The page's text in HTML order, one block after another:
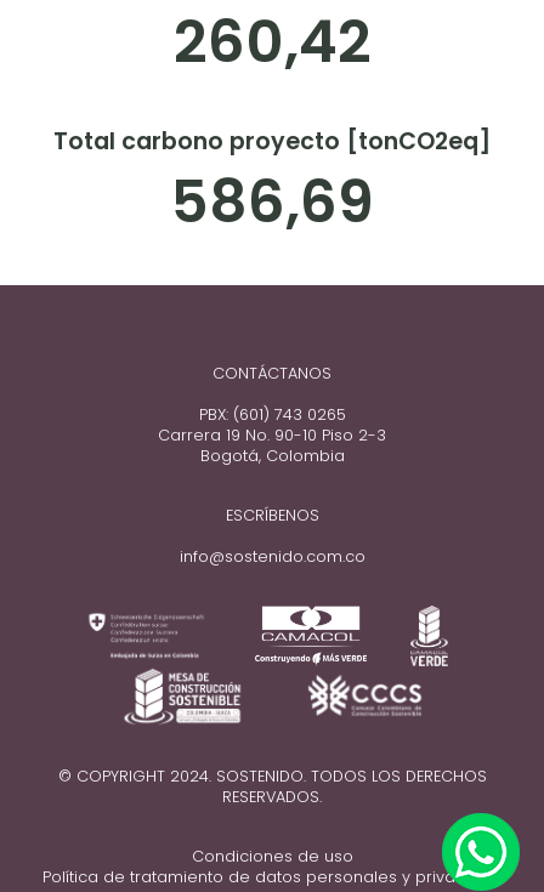
260,42
Total carbono proyecto [tonCO2eq]
586,69
CONTÁCTANOS
PBX: (601) 743 0265
Carrera 19 No. 90-10 Piso 2-3
Bogotá, Colombia
ESCRÍBENOS
info@sostenido.com.co
© COPYRIGHT 2024. SOSTENIDO. TODOS LOS DERECHOS
RESERVADOS.
Condiciones de uso
Política de tratamiento de datos personales y privacidad